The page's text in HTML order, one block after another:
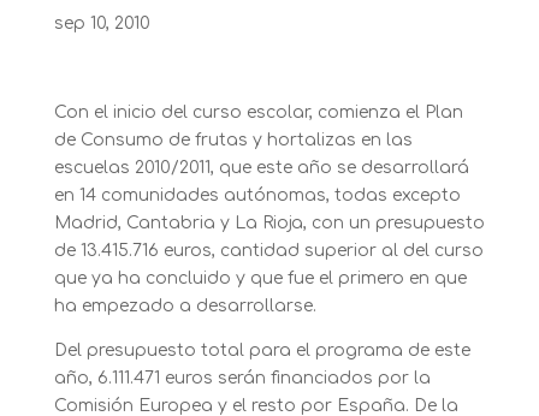
sep 10, 2010
Con el inicio del curso escolar, comienza el Plan
de Consumo de frutas y hortalizas en las
escuelas 2010/2011, que este año se desarrollará
en 14 comunidades autónomas, todas excepto
Madrid, Cantabria y La Rioja, con un presupuesto
de 13.415.716 euros, cantidad superior al del curso
que ya ha concluido y que fue el primero en que
ha empezado a desarrollarse.
Del presupuesto total para el programa de este
año, 6.111.471 euros serán financiados por la
Comisión Europea y el resto por España. De la